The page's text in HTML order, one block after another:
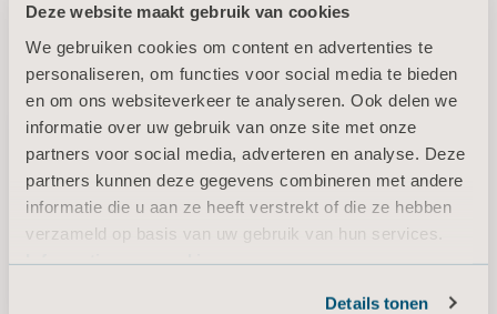
Deze website maakt gebruik van cookies
We gebruiken cookies om content en advertenties te
personaliseren, om functies voor social media te bieden
en om ons websiteverkeer te analyseren. Ook delen we
informatie over uw gebruik van onze site met onze
partners voor social media, adverteren en analyse. Deze
partners kunnen deze gegevens combineren met andere
informatie die u aan ze heeft verstrekt of die ze hebben
verzameld op basis van uw gebruik van hun services.
Details tonen
Offerte aanvragen
Neem contact met
ons op